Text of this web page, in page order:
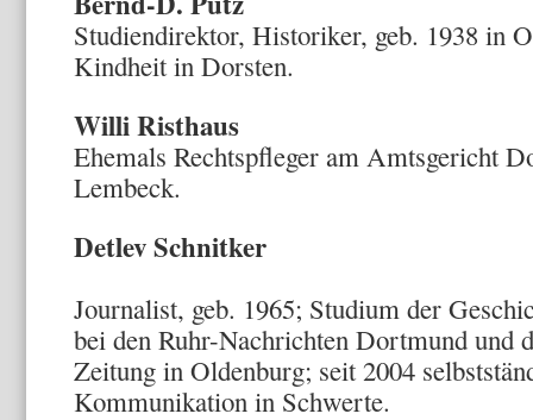
Studiendirektor, Historiker, geb. 1938 in
Kindheit in Dorsten.
Willi Risthaus
Ehemals Rechtspfleger am Amtsgericht
Lembeck.
Detlev Schnitker
Journalist, geb. 1965; Studium der
bei den Ruhr-Nachrichten Dortmund und
Zeitung in Oldenburg; seit 2004
Kommunikation in Schwerte.